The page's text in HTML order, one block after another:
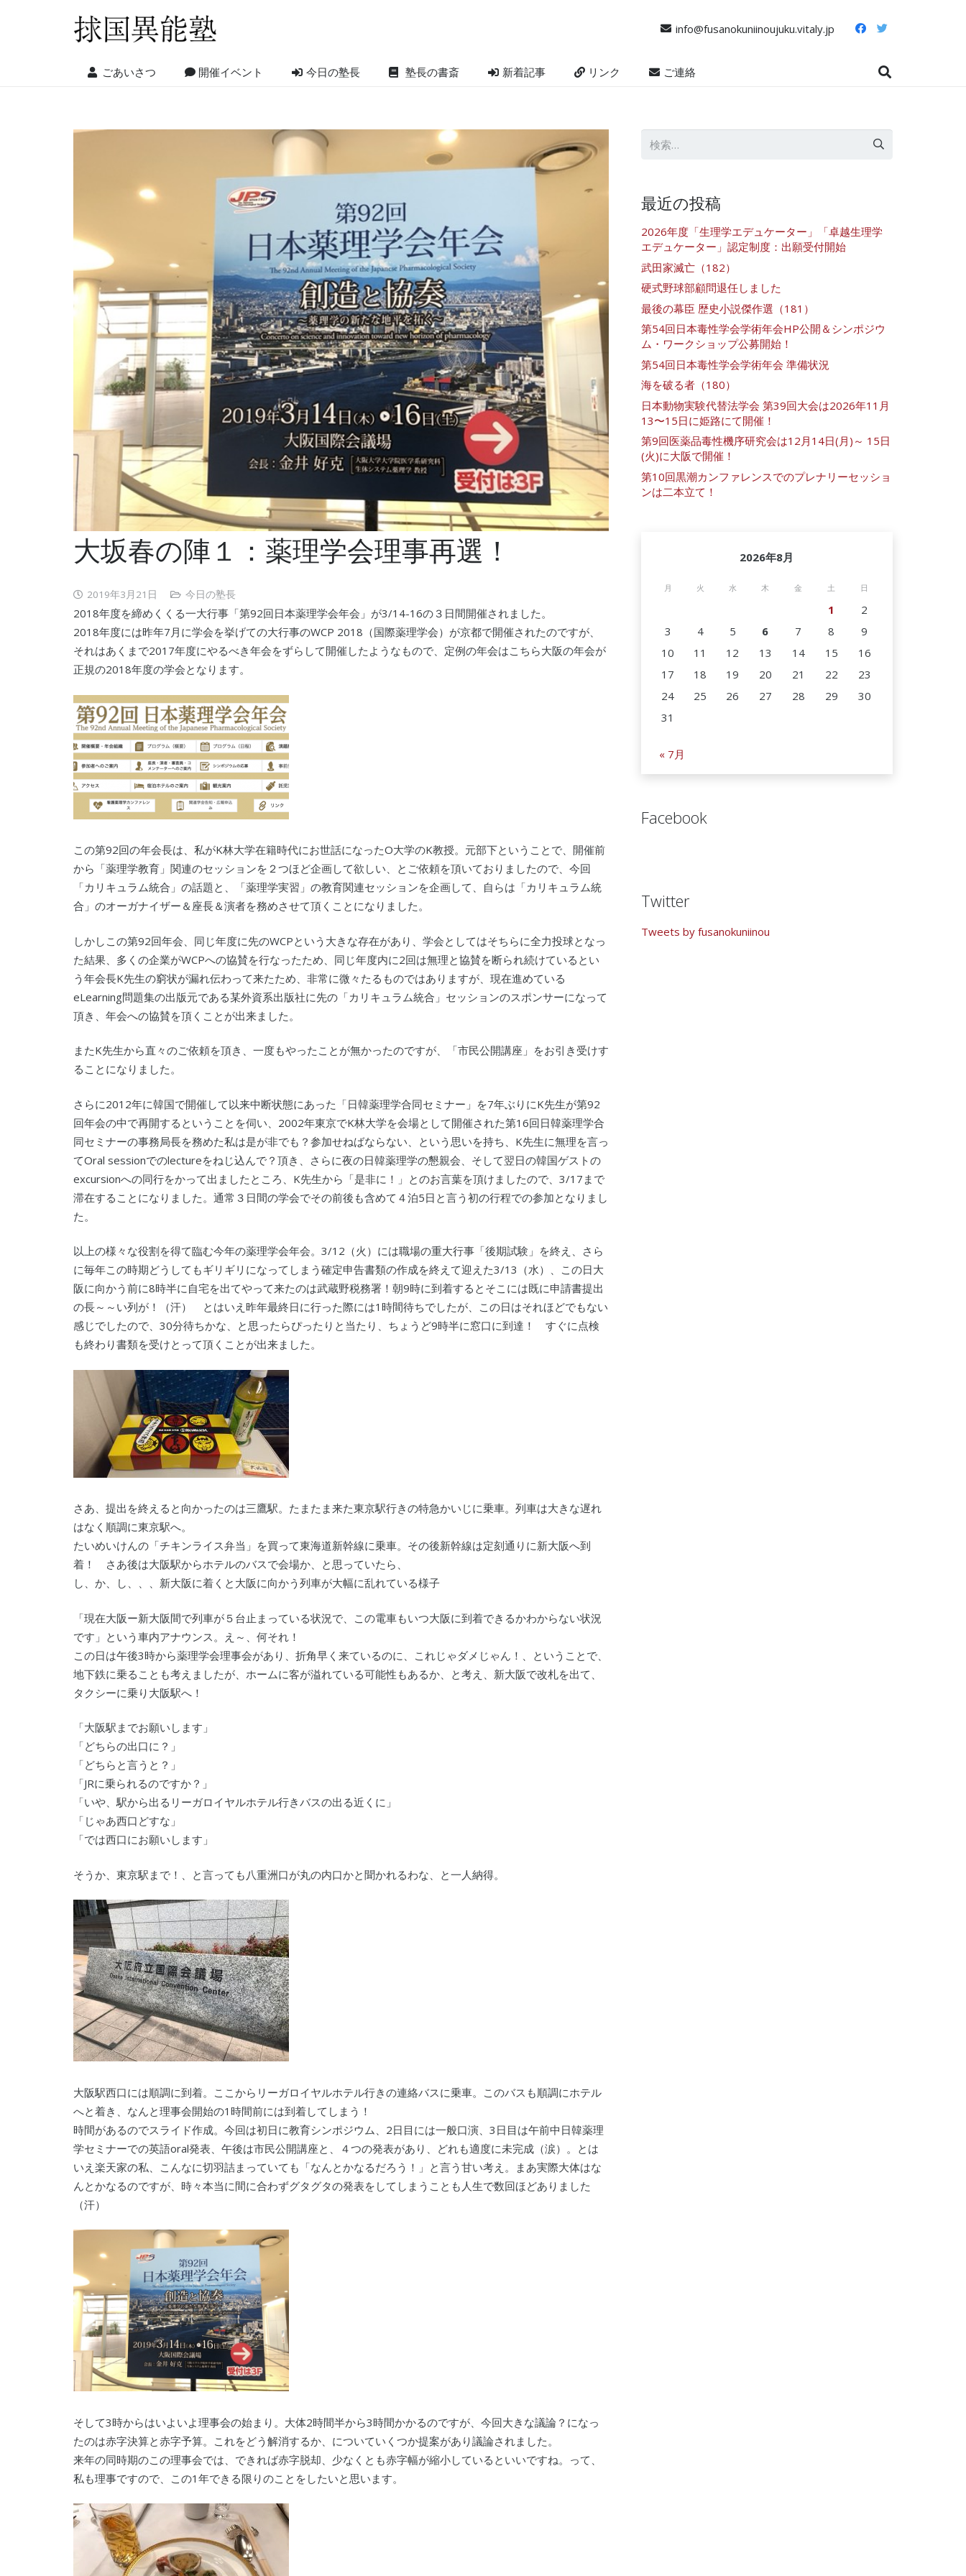
info@fusanokuniinoujuku.vitaly.jp
ごあいさつ 開催イベント 今日の塾長 塾長の書斎 新着記事 リンク ご連絡
大坂春の陣１：薬理学会理事再選！
2019年3月21日 今日の塾長
2018年度を締めくくる一大行事「第92回日本薬理学会年会」が3/14-16の３日間開催されました。
2018年度には昨年7月に学会を挙げての大行事のWCP 2018（国際薬理学会）が京都で開催されたのですが、
それはあくまで2017年度にやるべき年会をずらして開催したようなもので、定例の年会はこちら大阪の年会が
正規の2018年度の学会となります。
この第92回の年会長は、私がK林大学在籍時代にお世話になったO大学のK教授。元部下ということで、開催前
から「薬理学教育」関連のセッションを２つほど企画して欲しい、とご依頼を頂いておりましたので、今回
「カリキュラム統合」の話題と、「薬理学実習」の教育関連セッションを企画して、自らは「カリキュラム統
合」のオーガナイザー＆座長＆演者を務めさせて頂くことになりました。
しかしこの第92回年会、同じ年度に先のWCPという大きな存在があり、学会としてはそちらに全力投球となっ
た結果、多くの企業がWCPへの協賛を行なったため、同じ年度内に2回は無理と協賛を断られ続けているとい
う年会長K先生の窮状が漏れ伝わって来たため、非常に微々たるものではありますが、現在進めている
eLearning問題集の出版元である某外資系出版社に先の「カリキュラム統合」セッションのスポンサーになって
頂き、年会への協賛を頂くことが出来ました。
またK先生から直々のご依頼を頂き、一度もやったことが無かったのですが、「市民公開講座」をお引き受けす
ることになりました。
さらに2012年に韓国で開催して以来中断状態にあった「日韓薬理学合同セミナー」を7年ぶりにK先生が第92
回年会の中で再開するということを伺い、2002年東京でK林大学を会場として開催された第16回日韓薬理学合
同セミナーの事務局長を務めた私は是が非でも？参加せねばならない、という思いを持ち、K先生に無理を言っ
てOral sessionでのlectureをねじ込んで？頂き、さらに夜の日韓薬理学の懇親会、そして翌日の韓国ゲストの
excursionへの同行をかって出ましたところ、K先生から「是非に！」とのお言葉を頂けましたので、3/17まで
滞在することになりました。通常３日間の学会でその前後も含めて４泊5日と言う初の行程での参加となりまし
た。
以上の様々な役割を得て臨む今年の薬理学会年会。3/12（火）には職場の重大行事「後期試験」を終え、さら
に毎年この時期どうしてもギリギリになってしまう確定申告書類の作成を終えて迎えた3/13（水）、この日大
阪に向かう前に8時半に自宅を出てやって来たのは武蔵野税務署！朝9時に到着するとそこには既に申請書提出
の長～～い列が！（汗） とはいえ昨年最終日に行った際には1時間待ちでしたが、この日はそれほどでもない
感じでしたので、30分待ちかな、と思ったらぴったりと当たり、ちょうど9時半に窓口に到達！ すぐに点検
も終わり書類を受けとって頂くことが出来ました。
さあ、提出を終えると向かったのは三鷹駅。たまたま来た東京駅行きの特急かいじに乗車。列車は大きな遅れ
はなく順調に東京駅へ。
たいめいけんの「チキンライス弁当」を買って東海道新幹線に乗車。その後新幹線は定刻通りに新大阪へ到
着！ さあ後は大阪駅からホテルのバスで会場か、と思っていたら、
し、か、し、、、新大阪に着くと大阪に向かう列車が大幅に乱れている様子
「現在大阪ー新大阪間で列車が５台止まっている状況で、この電車もいつ大阪に到着できるかわからない状況
です」という車内アナウンス。え～、何それ！
この日は午後3時から薬理学会理事会があり、折角早く来ているのに、これじゃダメじゃん！、ということで、
地下鉄に乗ることも考えましたが、ホームに客が溢れている可能性もあるか、と考え、新大阪で改札を出て、
タクシーに乗り大阪駅へ！
「大阪駅までお願いします」
「どちらの出口に？」
「どちらと言うと？」
「JRに乗られるのですか？」
「いや、駅から出るリーガロイヤルホテル行きバスの出る近くに」
「じゃあ西口どすな」
「では西口にお願いします」
そうか、東京駅まで！、と言っても八重洲口が丸の内口かと聞かれるわな、と一人納得。
大阪駅西口には順調に到着。ここからリーガロイヤルホテル行きの連絡バスに乗車。このバスも順調にホテル
へと着き、なんと理事会開始の1時間前には到着してしまう！
時間があるのでスライド作成。今回は初日に教育シンポジウム、2日目には一般口演、3日目は午前中日韓薬理
学セミナーでの英語oral発表、午後は市民公開講座と、４つの発表があり、どれも適度に未完成（涙）。とは
いえ楽天家の私、こんなに切羽詰まっていても「なんとかなるだろう！」と言う甘い考え。まあ実際大体はな
んとかなるのですが、時々本当に間に合わずグタグタの発表をしてしまうことも人生で数回ほどありました
（汗）
そして3時からはいよいよ理事会の始まり。大体2時間半から3時間かかるのですが、今回大きな議論？になっ
たのは赤字決算と赤字予算。これをどう解消するか、についていくつか提案があり議論されました。
来年の同時期のこの理事会では、できれば赤字脱却、少なくとも赤字幅が縮小しているといいですね。って、
私も理事ですので、この1年できる限りのことをしたいと思います。
最近の投稿
2026年度「生理学エデュケーター」「卓越生理学
エデュケーター」認定制度：出願受付開始
武田家滅亡（182）
硬式野球部顧問退任しました
最後の幕臣 歴史小説傑作選（181）
第54回日本毒性学会学術年会HP公開＆シンポジウ
ム・ワークショップ公募開始！
第54回日本毒性学会学術年会 準備状況
海を破る者（180）
日本動物実験代替法学会 第39回大会は2026年11月
13〜15日に姫路にて開催！
第9回医薬品毒性機序研究会は12月14日(月)～ 15日
(火)に大阪で開催！
第10回黒潮カンファレンスでのプレナリーセッショ
ンは二本立て！
2026年8月
月 火 水 木 金 土 日
1
2
3
4 5 6 7 8
9
10
11 12 13 14 15
16
17
18 19 20 21 22
23
24
25 26 27 28 29
30
31
« 7月
Facebook
Twitter
Tweets by fusanokuniinou